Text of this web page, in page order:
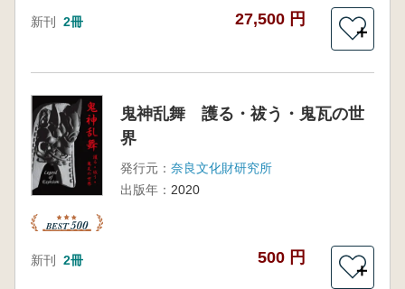
新刊 2冊 27,500 円
＋
鬼神乱舞 護る・祓う・鬼瓦の世
界
発行元： 奈良文化財研究所
出版年： 2020
新刊 2冊 500 円
＋